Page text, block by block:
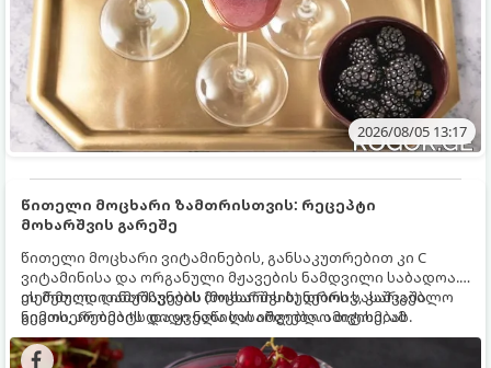
2026/08/05 13:17
წითელი მოცხარი ზამთრისთვის: რეცეპტი
მოხარშვის გარეშე
წითელი მოცხარი ვიტამინების, განსაკუთრებით კი C
ვიტამინისა და ორგანული მჟავების ნამდვილი საბადოა.
თერმული დამუშავების (მოხარშვის) დროს სასარგებლო
ნივთიერებების დიდი ნაწილი იშლება. ამიტომ, ამ
კენკრის ზამთრისთვის შესანახად საუკეთესო გზა
„ცოცხალი ჯემის“ მომზადებაა - მოხარშვის გარეშე.
ეს მეთოდი ინარჩუნებს მოცხარის ბუნებრივ, კაშკაშა
გემოს, არომატს და ყველა სასარგებლო თვისებას.